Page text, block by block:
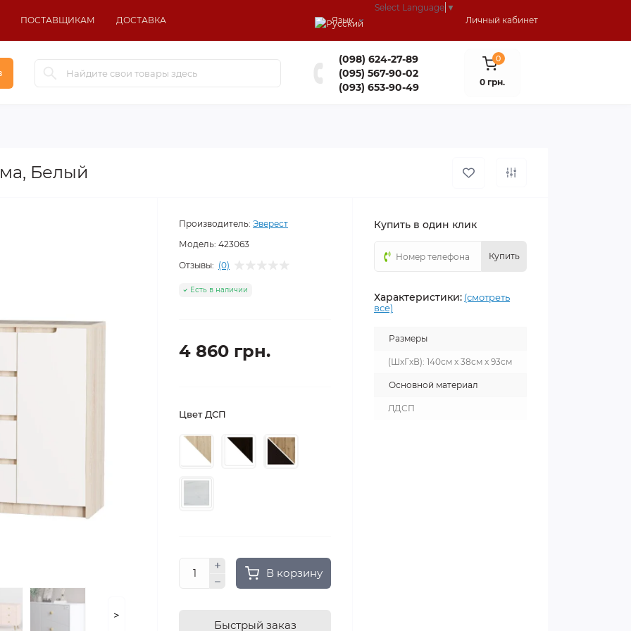
ПОСТАВЩИКАМ ДОСТАВКА Язык
Select Language ▼
Личный кабинет
(098) 624-27-89
(095) 567-90-02
(093) 653-90-49
0
0 грн.
Белый
>
Производитель: Эверест
Модель: 423063
Отзывы: (0)
Есть в наличии
4 860 грн.
Цвет ДСП
В корзину
Быстрый заказ
Купить в один клик
Купить
Характеристики: (смотреть
все)
Размеры
(ШxГxВ): 140см x 38см x 93см
Основной материал
ЛДСП